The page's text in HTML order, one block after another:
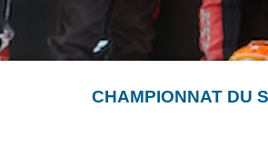
CHAMPIONNAT DU